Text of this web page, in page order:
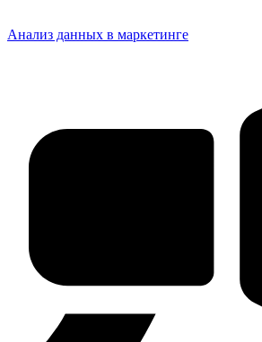
Анализ данных в маркетинге